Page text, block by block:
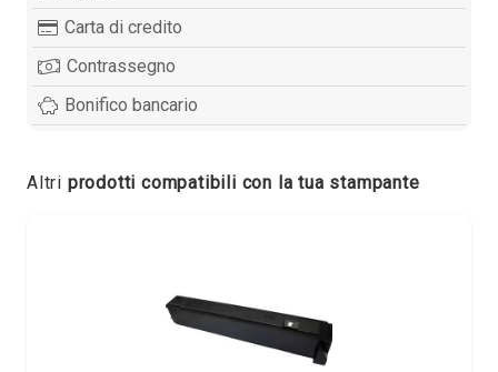
Carta di credito
Contrassegno
Bonifico bancario
Altri prodotti compatibili con la tua stampante